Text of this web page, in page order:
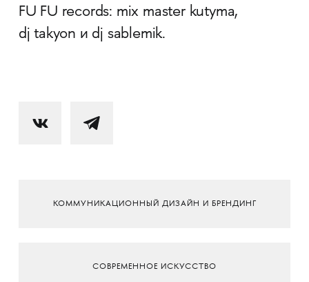
FU FU records: mix master kutyma,
dj takyon и dj sablemik.
КОММУНИКАЦИОННЫЙ ДИЗАЙН И БРЕНДИНГ
СОВРЕМЕННОЕ ИСКУССТВО